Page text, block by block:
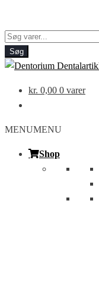
Products
search
Søg
kr. 0,00 0 varer
MENUMENU
Shop